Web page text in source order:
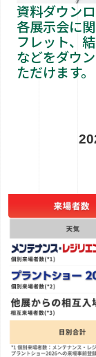
資料ダウン
各展示会に
フレット、
などをダウ
ただけます。